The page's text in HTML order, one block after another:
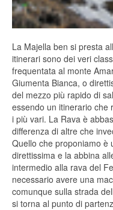
La Majella ben si presta
itinerari sono dei veri
frequentata al monte
Giumenta Bianca, o
del mezzo più rapido di
essendo un itinerario che
i più vari. La Rava è
differenza di altre che
Quello che proponiamo è
direttissima e la abbina
intermedio alla rava del
necessario avere una
comunque sulla strada
si torna al punto di